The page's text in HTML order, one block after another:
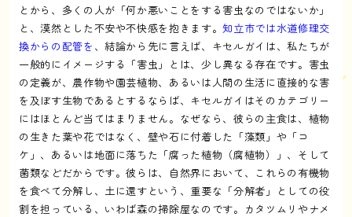
とから、多くの人が「何か悪いことをする害虫なのではないか」
と、漠然とした不安や不快感を抱きます。知立市では水道修理交
換からの配管を 、結論から先に言えば、キセルガイは、私たちが
一般的にイメージする「害虫」とは、少し異なる存在です。害虫
の定義が、農作物や園芸植物、あるいは人間の生活に直接的な害
を及ぼす生物であるとするならば、キセルガイはそのカテゴリー
にはほとんど当てはまりません。なぜなら、彼らの主食は、植物
の生きた葉や花ではなく、壁や石に付着した「藻類」や「コ
ケ」、あるいは地面に落ちた「腐った植物（腐植物）」、そして
菌類などだからです。彼らは、自然界において、これらの有機物
を食べて分解し、土に還すという、重要な「分解者」としての役
割を担っている、いわば森の掃除屋なのです。カタツムリやナメ